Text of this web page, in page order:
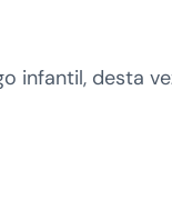
infantil, desta